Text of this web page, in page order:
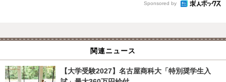
Sponsored by
関連ニュース
【大学受験2027】名古屋商科大「特別奨学生入